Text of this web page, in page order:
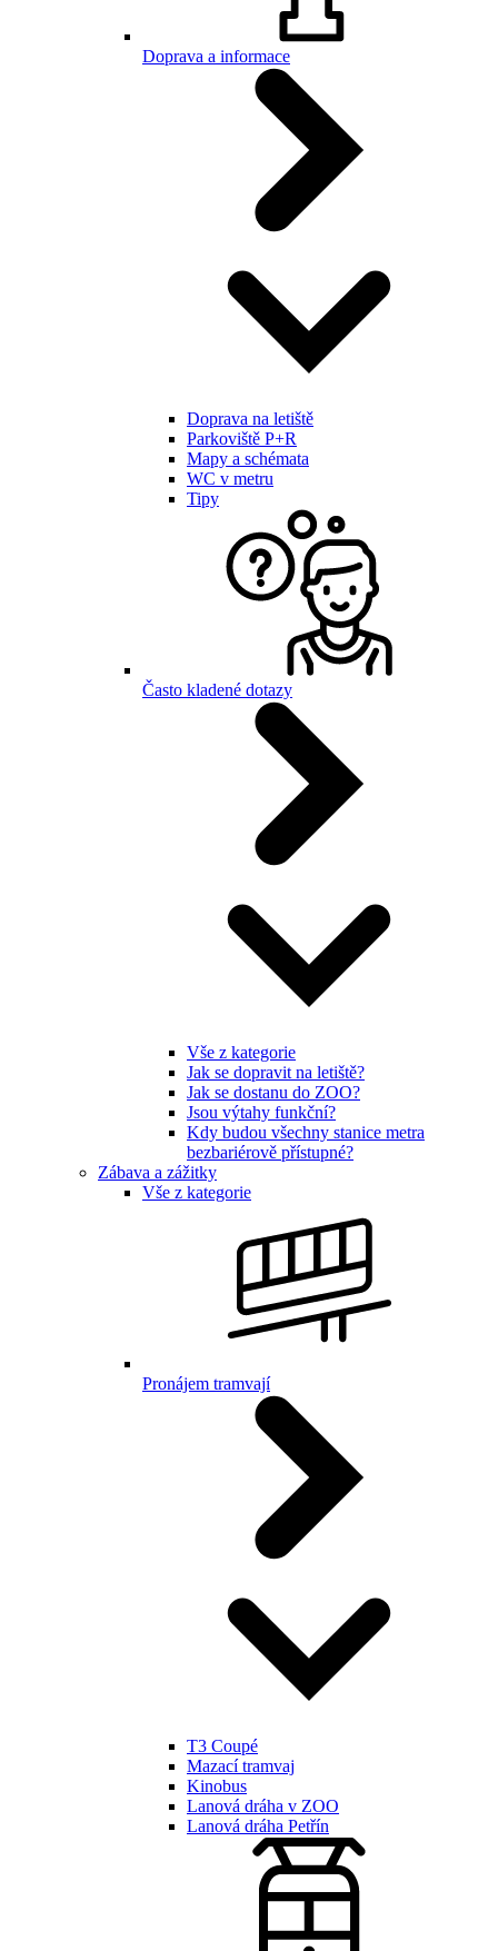
Doprava a informace
Doprava na letiště
Parkoviště P+R
Mapy a schémata
WC v metru
Tipy
Často kladené dotazy
Vše z kategorie
Jak se dopravit na letiště?
Jak se dostanu do ZOO?
Jsou výtahy funkční?
Kdy budou všechny stanice metra
bezbariérově přístupné?
Zábava a zážitky
Vše z kategorie
Pronájem tramvají
T3 Coupé
Mazací tramvaj
Kinobus
Lanová dráha v ZOO
Lanová dráha Petřín